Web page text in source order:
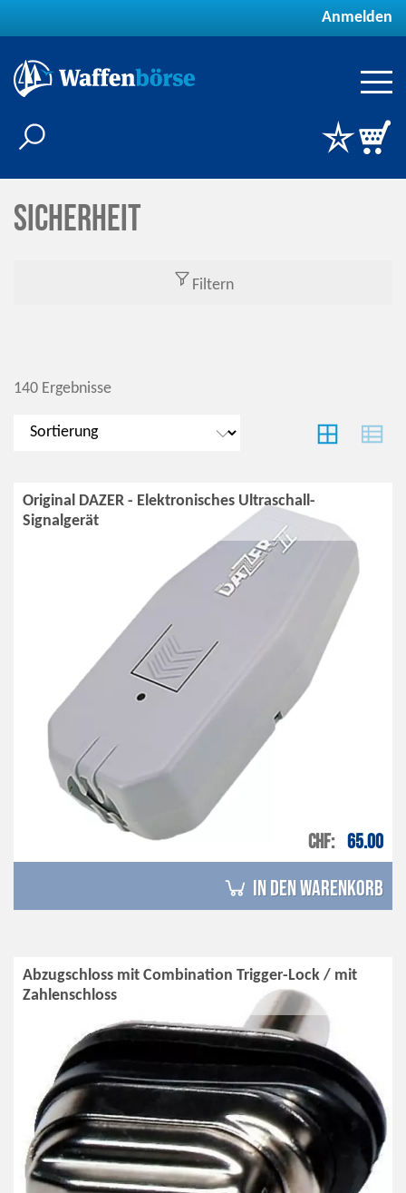
Anmelden
Sicherheit
Filtern
140 Ergebnisse
Original DAZER - Elektronisches Ultraschall-
Signalgerät
CHF 65.00
in den Warenkorb
Abzugschloss mit Combination Trigger-Lock / mit
Zahlenschloss